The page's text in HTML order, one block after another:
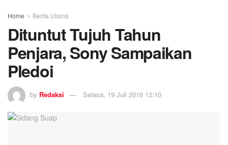
Home Berita Utama
Dituntut Tujuh Tahun
Penjara, Sony Sampaikan
Pledoi
by Redaksi Selasa, 19 Juli 2016 12:10